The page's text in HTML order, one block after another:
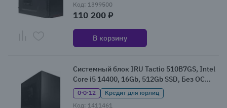
Код: 1399500
110 200 ₽
В корзину
Системный блок IRU Tactio 510B7GS, Intel
Core i5 14400, 16Gb, 512Gb SSD, Без ОС
(2163716)
0·0·12
Кредит для юрлиц
Код: 1411461